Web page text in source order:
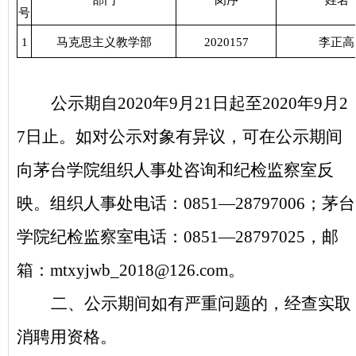
号
1 马克思主义教学部 2020157 李正高
公示期自2020年9月21日起至2020年9月2
7日止。如对公示对象有异议，可在公示期间
向茅台学院组织人事处咨询和纪检监察室反
映。组织人事处电话：0851—28797006；茅台
学院纪检监察室电话：0851—28797025，邮
箱： mtxyjwb_2018@126.com。
二、公示期间如有严重问题的，经查实取
消聘用资格。